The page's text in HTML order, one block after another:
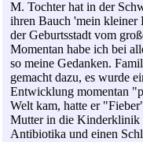
M. Tochter hat in der
ihren Bauch 'mein kleiner
der Geburtsstadt vom
Momentan habe ich bei
so meine Gedanken.
gemacht dazu, es wurde
Entwicklung momentan
Welt kam, hatte er
Mutter in die Kinderklinik
Antibiotika und einen